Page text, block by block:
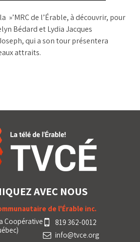
»’MRC de l’Érable, à découvrir, pour
Bédard et Lydia Jacques
qui a son tour présentera
attraits.
AVEC NOUS
de l'Érable inc.
Coopérative
819 362-0012
info@tvce.org